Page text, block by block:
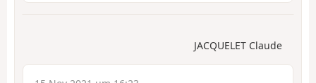
JACQUELET Claude